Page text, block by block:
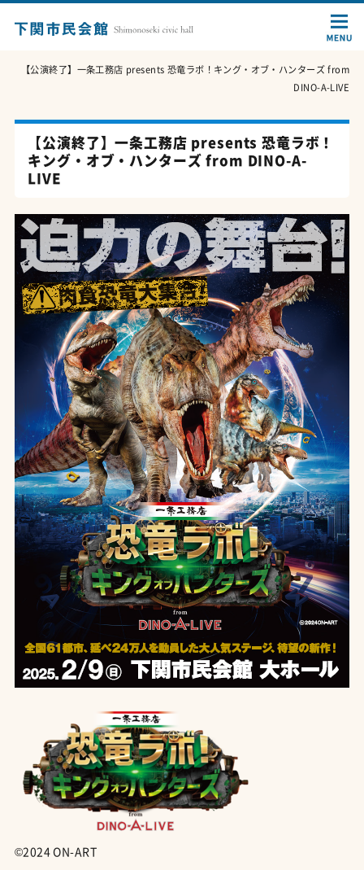
【公演終了】一条工務店 presents 恐竜ラボ！キング・オブ・ハンターズ from
DINO-A-LIVE
【公演終了】一条工務店 presents 恐竜ラボ！
キング・オブ・ハンターズ from DINO-A-
LIVE
©2024 ON-ART